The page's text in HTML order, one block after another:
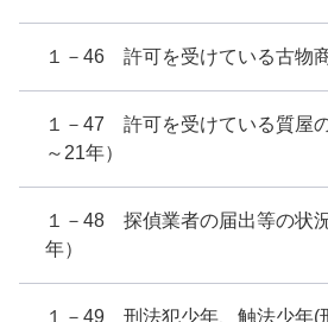
１－46 許可を受けている古物
１－47 許可を受けている質屋
～21年）
１－48 探偵業者の届出等の状
年）
１－49 刑法犯少年、触法少年(